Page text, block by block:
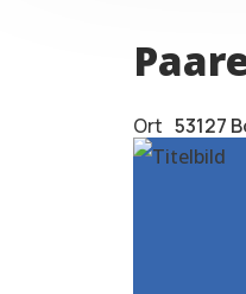
Ort 53127